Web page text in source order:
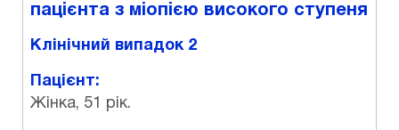
пацієнта з міопією високого ступеня
Клінічний випадок 2
Пацієнт:
Жінка, 51 рік.